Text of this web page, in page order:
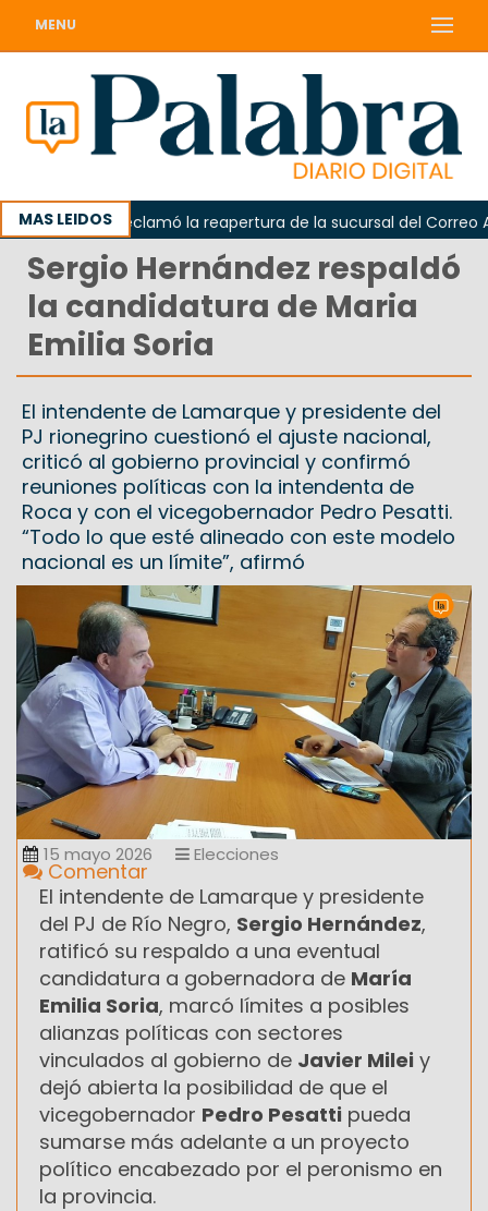
MENU
MAS LEIDOS
Odarda reclamó la reapertura de la sucursal del Correo
Sergio Hernández respaldó
la candidatura de Maria
Emilia Soria
El intendente de Lamarque y presidente del
PJ rionegrino cuestionó el ajuste nacional,
criticó al gobierno provincial y confirmó
reuniones políticas con la intendenta de
Roca y con el vicegobernador Pedro Pesatti.
“Todo lo que esté alineado con este modelo
nacional es un límite”, afirmó
15 mayo 2026 Elecciones
Comentar
El intendente de Lamarque y presidente
del PJ de Río Negro, Sergio Hernández,
ratificó su respaldo a una eventual
candidatura a gobernadora de María
Emilia Soria, marcó límites a posibles
alianzas políticas con sectores
vinculados al gobierno de Javier Milei y
dejó abierta la posibilidad de que el
vicegobernador Pedro Pesatti pueda
sumarse más adelante a un proyecto
político encabezado por el peronismo en
la provincia.